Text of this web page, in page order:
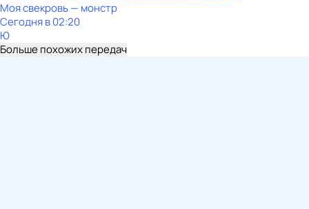
Моя свекровь — монстр
Сегодня в 02:20
Ю
Больше похожих передач